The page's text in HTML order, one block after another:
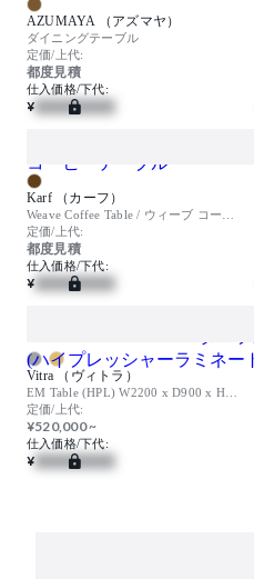
AZUMAYA （アズマヤ）
ダイニングテーブル
定価/上代:
都度見積
仕入価格/下代:
¥
Karf （カーフ）
定価/上代:
都度見積
仕入価格/下代:
¥
Vitra （ヴィトラ）
EM Table (HPL) W2200 x D900 x H740 mm / EM ターブル (ハイプレッシャーラミネート)
定価/上代:
¥520,000 ~
仕入価格/下代:
¥